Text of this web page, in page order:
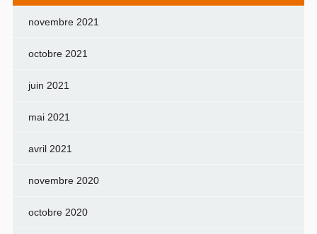
novembre 2021
octobre 2021
juin 2021
mai 2021
avril 2021
novembre 2020
octobre 2020